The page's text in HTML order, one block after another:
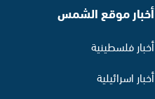
أخبار موقع الشمس
أخبار فلسطينية
أخبار اسرائيلية